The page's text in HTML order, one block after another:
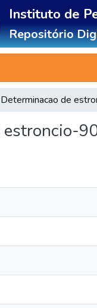
Instituto de
Repositório